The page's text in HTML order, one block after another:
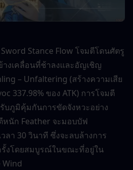
Stance Flow โจมตีโดนศัตรู
างเคลื่อนที่ช้าลงและอัญเชิญ
– Unfaltering (สร้างความเสีย
337.98% ของ ATK) การโจมตี
บภูมิคุ้มกันการขัดจังหวะอย่าง
นัก Feather จะมอบบัฟ
ลา 30 วินาที ซึ่งจะลบล้างการ
รั้งโดยสมบูรณ์ในขณะที่อยู่ใน